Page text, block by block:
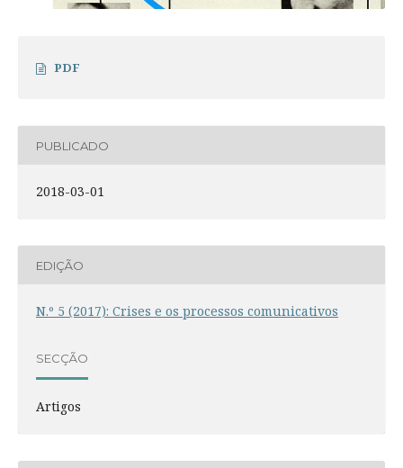
PDF
PUBLICADO
2018-03-01
EDIÇÃO
N.º 5 (2017): Crises e os processos comunicativos
SECÇÃO
Artigos